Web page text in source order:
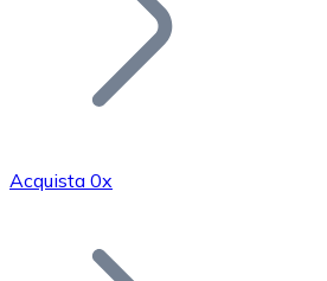
Bitcoin
Acquista 0x